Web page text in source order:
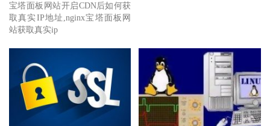
宝塔面板网站开启CDN后如何获
取真实IP地址,nginx宝塔面板网
站获取真实ip